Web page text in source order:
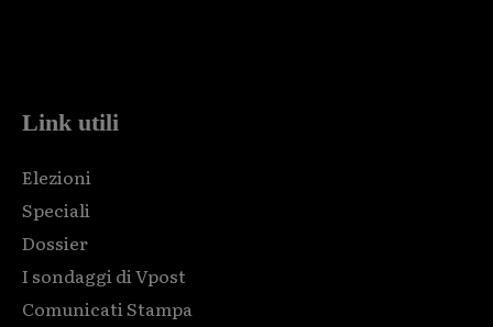
Link utili
Elezioni
Speciali
Dossier
I sondaggi di Vpost
Comunicati Stampa